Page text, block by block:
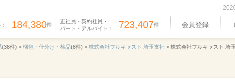
： 184,380件
正社員・契約社員・
パート・アルバイト： 723,407件 会員登録
(38件) > 梱包・仕分け・検品(8件) > 株式会社フルキャスト 埼玉支社 > 株式会社フルキャスト 埼